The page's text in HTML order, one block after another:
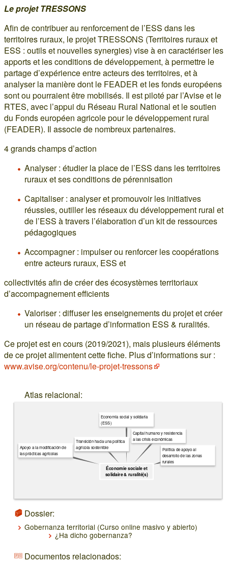
Le projet TRESSONS
Afin de contribuer au renforcement de l’ESS dans les
territoires ruraux, le projet TRESSONS (Territoires ruraux et
ESS : outils et nouvelles synergies) vise à en caractériser les
apports et les conditions de développement, à permettre le
partage d’expérience entre acteurs des territoires, et à
analyser la manière dont le FEADER et les fonds européens
sont ou pourraient être mobilisés. Il est piloté par l’Avise et le
RTES, avec l’appui du Réseau Rural National et le soutien
du Fonds européen agricole pour le développement rural
(FEADER). Il associe de nombreux partenaires.
4 grands champs d’action
Analyser : étudier la place de l’ESS dans les territoires
ruraux et ses conditions de pérennisation
Capitaliser : analyser et promouvoir les initiatives
réussies, outiller les réseaux du développement rural et
de l’ESS à travers l’élaboration d’un kit de ressources
pédagogiques
Accompagner : impulser ou renforcer les coopérations
entre acteurs ruraux, ESS et
collectivités afin de créer des écosystèmes territoriaux
d’accompagnement efficients
Valoriser : diffuser les enseignements du projet et créer
un réseau de partage d’information ESS & ruralités.
Ce projet est en cours (2019/2021), mais plusieurs éléments
de ce projet alimentent cette fiche. Plus d’informations sur :
www.avise.org/contenu/le-projet-tressons
Atlas relacional:
Économie sociale et
solidaire & ruralité(s)
Política de apoyo al
desarrollo de las zonas
rurales
Capital humano y resistencia
a las crisis económicas
Economía social y solidaria
(ESS)
Transición hacia una política
agrícola sostenible
Apoyo a la modificación de
las prácticas agrícolas
Dossier:
Gobernanza territorial (Curso online masivo y abierto)
¿Ha dicho gobernanza?
Documentos relacionados: